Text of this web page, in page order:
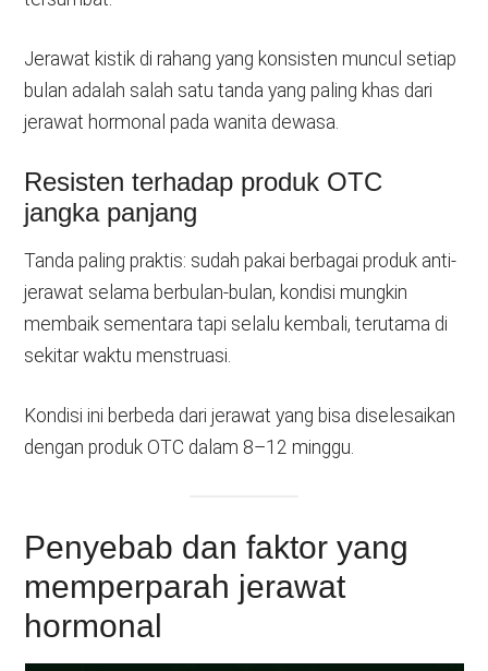
Jerawat kistik di rahang yang konsisten muncul setiap
bulan adalah salah satu tanda yang paling khas dari
jerawat hormonal pada wanita dewasa.
Resisten terhadap produk OTC
jangka panjang
Tanda paling praktis: sudah pakai berbagai produk anti-
jerawat selama berbulan-bulan, kondisi mungkin
membaik sementara tapi selalu kembali, terutama di
sekitar waktu menstruasi.
Kondisi ini berbeda dari jerawat yang bisa diselesaikan
dengan produk OTC dalam 8–12 minggu.
Penyebab dan faktor yang
memperparah jerawat
hormonal